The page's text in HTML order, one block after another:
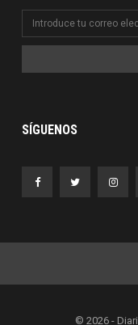
SÍGUENOS
© 2026 -